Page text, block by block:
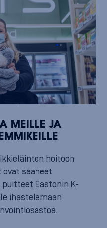
MEILLE JA
hoitoon
saaneet
Eastonin K-
ihastelemaan